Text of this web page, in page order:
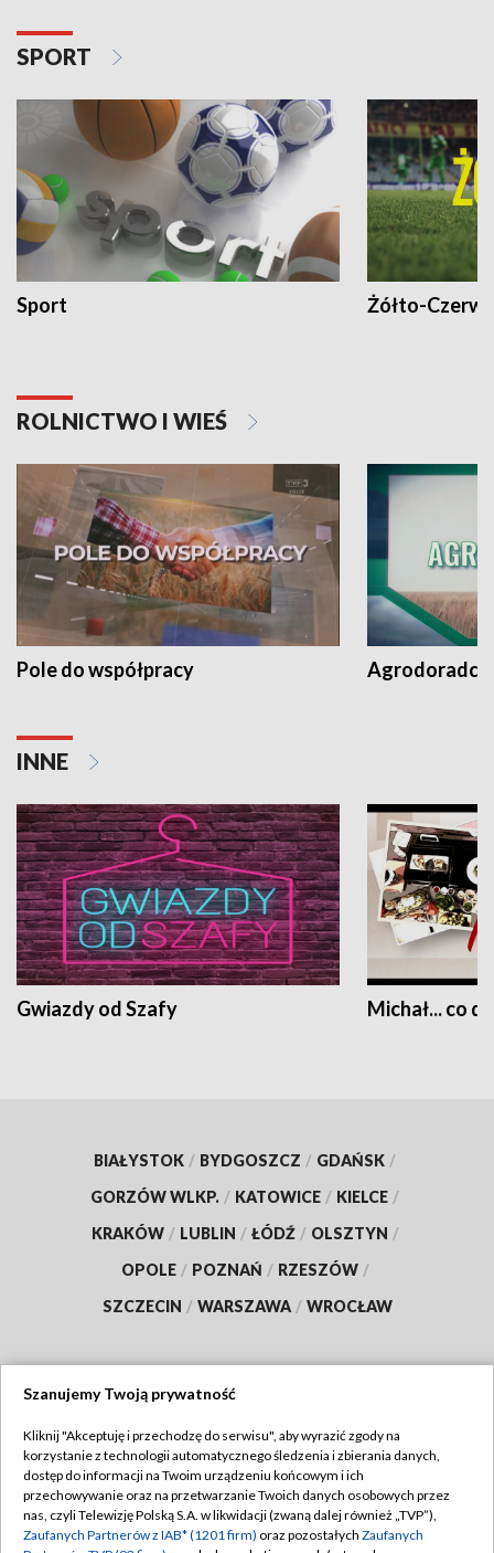
SPORT
Sport Żółto-
ROLNICTWO I WIEŚ
Pole do współpracy Agrodoradcy
INNE
Gwiazdy od Szafy Michał... co
BIAŁYSTOK / BYDGOSZCZ / GDAŃSK /
GORZÓW WLKP. / KATOWICE / KIELCE /
KRAKÓW / LUBLIN / ŁÓDŹ / OLSZTYN /
OPOLE / POZNAŃ / RZESZÓW /
SZCZECIN / WARSZAWA / WROCŁAW
TVP
Abonament TVP
Emisja w TVP
Regulamin TVP
Polityka prywatności
Szanujemy Twoją prywatność
Kliknij "Akceptuję i przechodzę do serwisu", aby wyrazić zgody na
korzystanie z technologii automatycznego śledzenia i zbierania danych,
dostęp do informacji na Twoim urządzeniu końcowym i ich
przechowywanie oraz na przetwarzanie Twoich danych osobowych przez
nas, czyli Telewizję Polską S.A. w likwidacji (zwaną dalej również „TVP”),
Zaufanych Partnerów z IAB* (1201 firm) oraz pozostałych Zaufanych